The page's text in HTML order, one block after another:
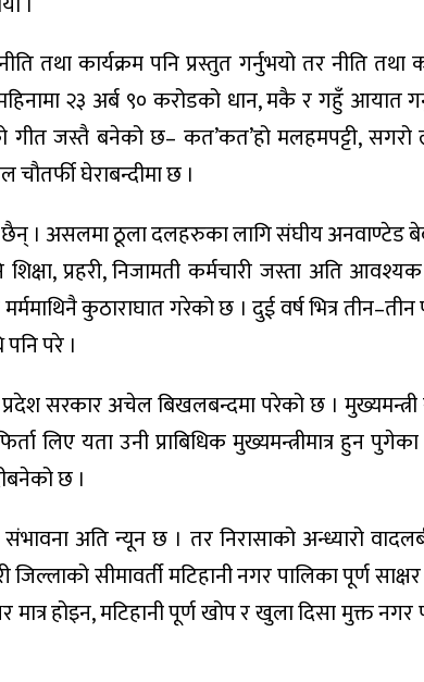
तथा कार्यक्रम पनि प्रस्तुत गर्नुभयो तर नीति तथा
२३ अर्ब ९० करोडको धान, मकै र गहुँ आयात
गीत जस्तै बनेको छ– कत’कत’हो मलहमपट्टी,
घेराबन्दीमा छ ।
। असलमा ठूला दलहरुका लागि संघीय अनवाण्टेड
प्रहरी, निजामती कर्मचारी जस्ता अति
कुठाराघात गरेको छ । दुई वर्ष भित्र
परे ।
सरकार अचेल बिखलबन्दमा परेको छ ।
लिए यता उनी प्राबिधिक मुख्यमन्त्रीमात्र हुन
छ ।
अति न्यून छ । तर निरासाको अन्ध्यारो
सीमावर्ती मटिहानी नगर पालिका पूर्ण
होइन, मटिहानी पूर्ण खोप र खुला दिसा मुक्त नगर